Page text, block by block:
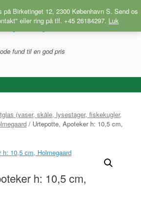
på Birketinget 12, 2300 København S. Send os
eller ring på tlf. +45 26184297. Luk
fund til en god pris
(vaser, skåle, lysestager, fiskekugler,
/ Urtepotte, Apoteker h: 10,5 cm,
h: 10,5 cm,